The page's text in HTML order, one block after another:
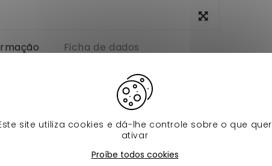
Ficha de dados
conducteur jdm roxsy pour votre vsp.
: 0208125
produtos na mesma categoria:
site utiliza cookies e dá-lhe controle sobre o que quer
ativar
Proíbe todos cookies